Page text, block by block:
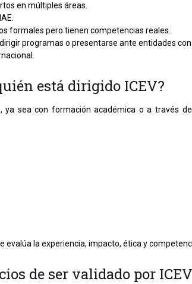
en múltiples áreas.
formales pero tienen competencias reales.
programas o presentarse ante entidades
está dirigido ICEV?
ya sea con formación académica o a través
evalúa la experiencia, impacto, ética y
de ser validado por ICEV